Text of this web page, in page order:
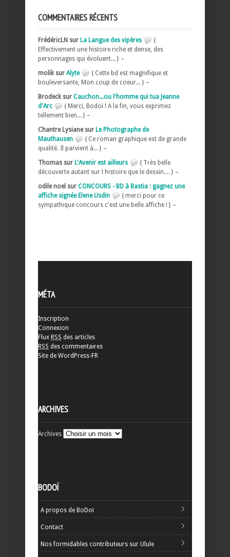
COMMENTAIRES RÉCENTS
FrédéricLN sur La Langue des vipères
{
Effectivement une histoire riche et dense, des
personnages qui évoluent... } –
molik sur Alyte
{ Cette bd est magnifique et
bouleversante, Mon coup de coeur... } –
Brodeck sur Cauchon...ou l'homme qui tua Jeanne
d'Arc
{ Merci, Bodoï ! A la fin, vous exprimez
tellement bien... } –
Chantre Lysiane sur Le Photographe de
Mauthausen
{ Ce roman graphique est de grande
qualité. Il parvient à... } –
Thomas sur L'Avenir est ailleurs
{ Très belle
découverte autant sur l histoire que le dessin.... } –
odile noel sur CONCOURS - BD à Bastia : gagnez une
affiche signée Elene Usdin
{ merci pour ce
sympathique concours c'est une belle affiche ! } –
MÉTA
Inscription
Connexion
Flux RSS des articles
RSS des commentaires
Site de WordPress-FR
ARCHIVES
Archives
BODOÏ
A propos de BoDoï
Contact
Nos formidables contributeurs sur Ulule